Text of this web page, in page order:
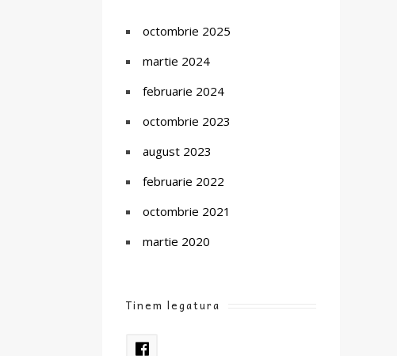
octombrie 2025
martie 2024
februarie 2024
octombrie 2023
august 2023
februarie 2022
octombrie 2021
martie 2020
Tinem legatura